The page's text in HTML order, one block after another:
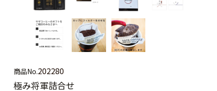
商品No.202280
極み将軍詰合せ